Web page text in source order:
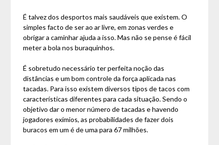
É talvez dos desportos mais saudáveis que existem. O
simples facto de ser ao ar livre, em zonas verdes e
obrigar a caminhar ajuda a isso. Mas não se pense é fácil
meter a bola nos buraquinhos.
É sobretudo necessário ter perfeita noção das
distâncias e um bom controle da força aplicada nas
tacadas. Para isso existem diversos tipos de tacos com
características diferentes para cada situação. Sendo o
objetivo dar o menor número de tacadas e havendo
jogadores exímios, as probabilidades de fazer dois
buracos em um é de uma para 67 milhões.